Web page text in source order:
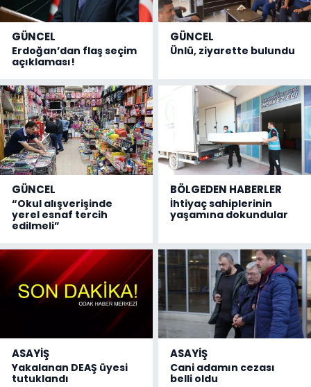
GÜNCEL
Erdoğan’dan flaş seçim
açıklaması!
GÜNCEL
Ünlü, ziyarette bulundu
GÜNCEL
“Okul alışverişinde
yerel esnaf tercih
edilmeli”
BÖLGEDEN HABERLER
İhtiyaç sahiplerinin
yaşamına dokundular
ASAYİŞ
Yakalanan DEAŞ üyesi
tutuklandı
ASAYİŞ
Cani adamın cezası
belli oldu